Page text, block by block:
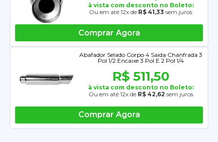
à vista com desconto no Boleto:
Ou em até 12x de R$ 41,33 sem juros
Comprar Agora
Abafador Selado Corpo 4 Saida Chanfrada 3
Pol 1/2 Encaixe 3 Pol E 2 Pol 1/4
R$ 511,50
à vista com desconto no Boleto:
Ou em até 12x de R$ 42,62 sem juros
Comprar Agora